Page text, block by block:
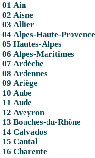
01 Ain
02 Aisne
03 Allier
04 Alpes-Haute-Provence
05 Hautes-Alpes
06 Alpes-Maritimes
07 Ardèche
08 Ardennes
09 Ariège
10 Aube
11 Aude
12 Aveyron
13 Bouches-du-Rhône
14 Calvados
15 Cantal
16 Charente